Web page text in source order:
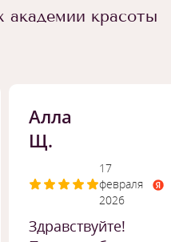
академии красоты
Алла
Щ.
17
февраля
2026
Здравствуйте!